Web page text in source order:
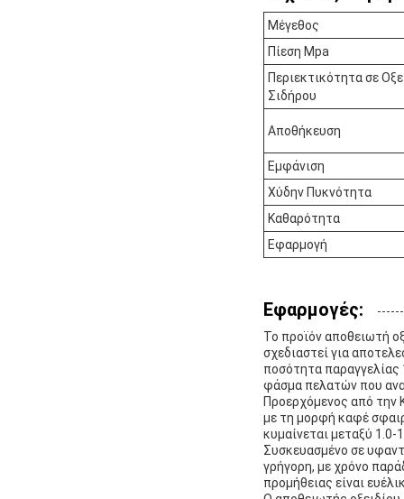
Μέγεθος
Πίεση Mpa
Περιεκτικότητα σε
Σιδήρου
Αποθήκευση
Εμφάνιση
Χύδην Πυκνότητα
Καθαρότητα
Εφαρμογή
Εφαρμογές:
Το προϊόν αποθειωτή
σχεδιαστεί για
ποσότητα παραγγελίας
φάσμα πελατών που
Προερχόμενος από την
με τη μορφή καφέ
κυμαίνεται μεταξύ
Συσκευασμένο σε
γρήγορη, με χρόνο
προμήθειας είναι